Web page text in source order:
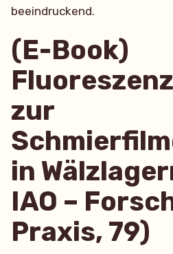
beeindruckend.
(E-Book)
zur
in
IAO –
Praxis, 79)